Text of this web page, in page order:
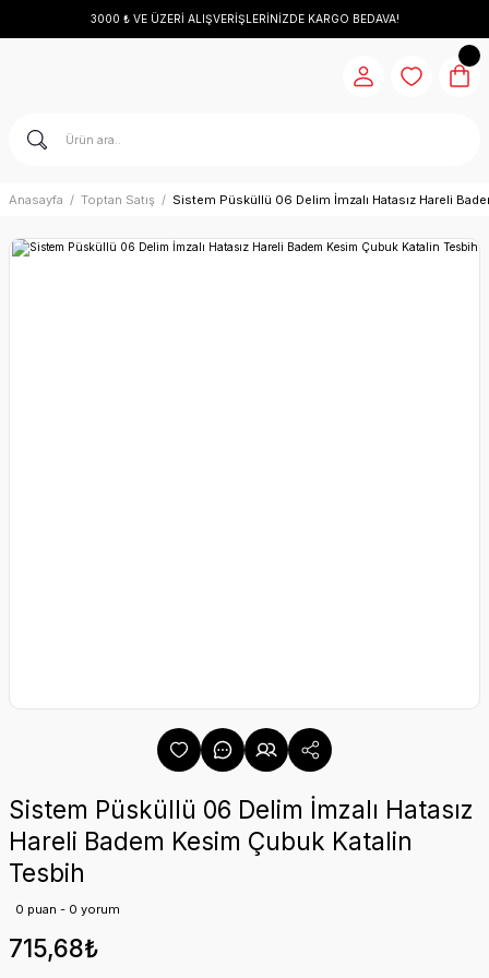
3000 ₺ VE ÜZERİ ALIŞVERİŞLERİNİZDE KARGO BEDAVA!
Anasayfa Toptan Satış Sistem Püsküllü 06 Delim İmzalı Hatasız Hareli
Sistem Püsküllü 06 Delim İmzalı Hatasız
Hareli Badem Kesim Çubuk Katalin
Tesbih
0 puan - 0 yorum
715,68₺